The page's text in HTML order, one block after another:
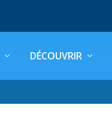
DÉCOUVRIR